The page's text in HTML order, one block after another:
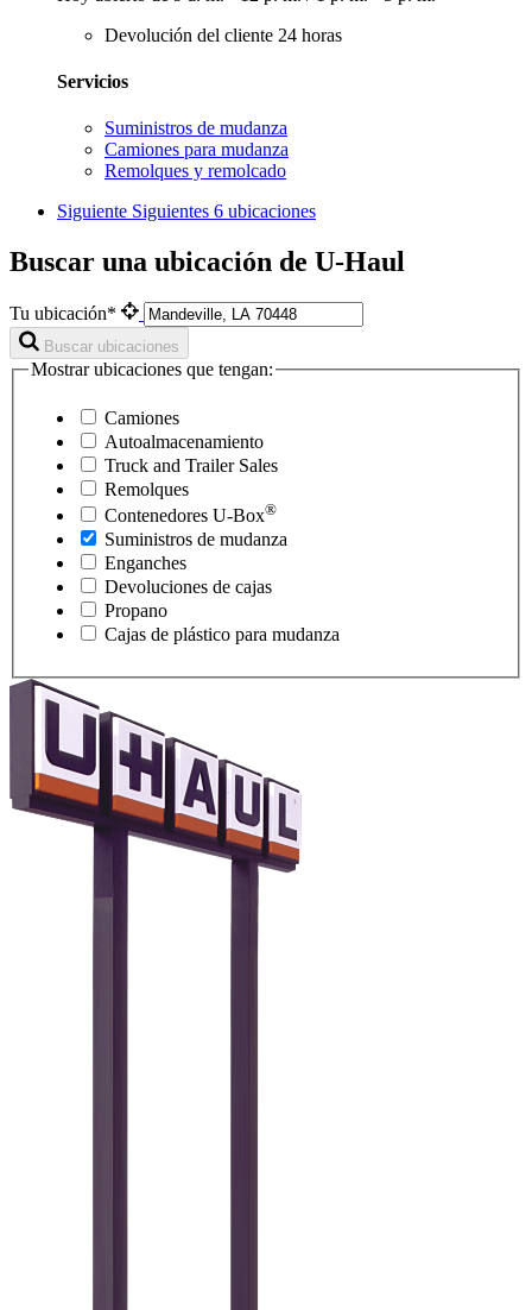
Devolución del cliente 24 horas
Servicios
Suministros de mudanza
Camiones para mudanza
Remolques y remolcado
Siguiente Siguientes 6 ubicaciones
Buscar una ubicación de U-Haul
Tu ubicación*
Buscar ubicaciones
Mostrar ubicaciones que tengan:
Camiones
Autoalmacenamiento
Truck and Trailer Sales
Remolques
Contenedores U-Box®
Suministros de mudanza
Enganches
Devoluciones de cajas
Propano
Cajas de plástico para mudanza